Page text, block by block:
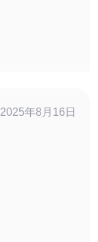
2025年8月16日